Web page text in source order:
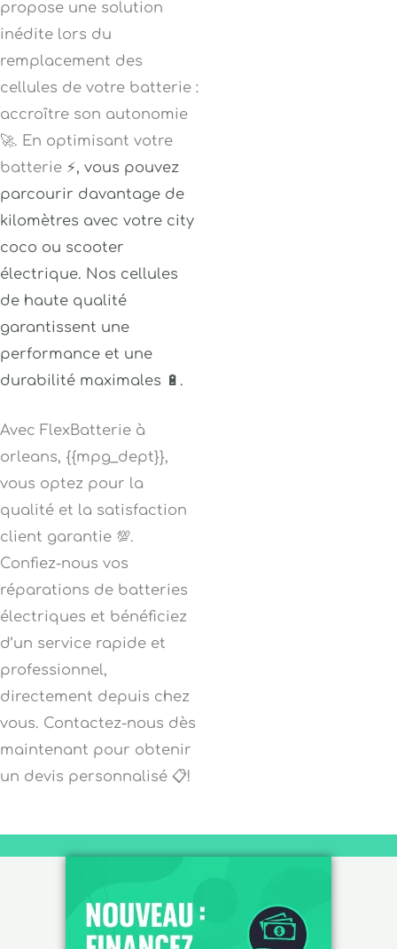
propose une solution
inédite lors du
remplacement des
cellules de votre batterie :
accroître son autonomie
🚀. En optimisant votre
batterie ⚡, vous pouvez
parcourir davantage de
kilomètres avec votre city
coco ou scooter
électrique. Nos cellules
de haute qualité
garantissent une
performance et une
durabilité maximales 🔋.
Avec FlexBatterie à
orleans, {{mpg_dept}},
vous optez pour la
qualité et la satisfaction
client garantie 💯.
Confiez-nous vos
réparations de batteries
électriques et bénéficiez
d’un service rapide et
professionnel,
directement depuis chez
vous. Contactez-nous dès
maintenant pour obtenir
un devis personnalisé 📋!